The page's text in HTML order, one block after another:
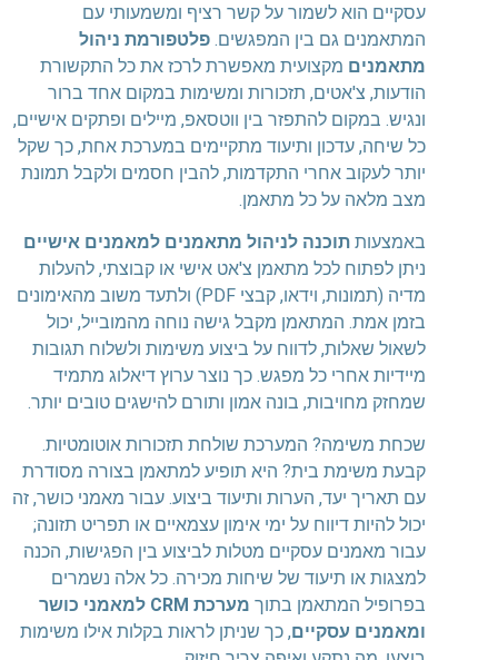
עסקיים הוא לשמור על קשר רציף ומשמעותי עם
המתאמנים גם בין המפגשים. פלטפורמת ניהול
מתאמנים מקצועית מאפשרת לרכז את כל התקשורת
הודעות, צ'אטים, תזכורות ומשימות במקום אחד ברור
ונגיש. במקום להתפזר בין ווטסאפ, מיילים ופתקים אישיים,
כל שיחה, עדכון ותיעוד מתקיימים במערכת אחת, כך שקל
יותר לעקוב אחרי התקדמות, להבין חסמים ולקבל תמונת
מצב מלאה על כל מתאמן.
באמצעות תוכנה לניהול מתאמנים למאמנים אישיים
ניתן לפתוח לכל מתאמן צ'אט אישי או קבוצתי, להעלות
מדיה (תמונות, וידאו, קבצי PDF) ולתעד משוב מהאימונים
בזמן אמת. המתאמן מקבל גישה נוחה מהמובייל, יכול
לשאול שאלות, לדווח על ביצוע משימות ולשלוח תגובות
מיידיות אחרי כל מפגש. כך נוצר ערוץ דיאלוג מתמיד
שמחזק מחויבות, בונה אמון ותורם להישגים טובים יותר.
שכחת משימה? המערכת שולחת תזכורות אוטומטיות.
קבעת משימת בית? היא תופיע למתאמן בצורה מסודרת
עם תאריך יעד, הערות ותיעוד ביצוע. עבור מאמני כושר, זה
יכול להיות דיווח על ימי אימון עצמאיים או תפריט תזונה;
עבור מאמנים עסקיים מטלות לביצוע בין הפגישות, הכנה
למצגות או תיעוד של שיחות מכירה. כל אלה נשמרים
בפרופיל המתאמן בתוך
מערכת CRM למאמני כושר
ומאמנים עסקיים, כך שניתן לראות בקלות אילו משימות